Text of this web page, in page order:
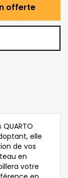
offerte
elle
de vos
en
votre